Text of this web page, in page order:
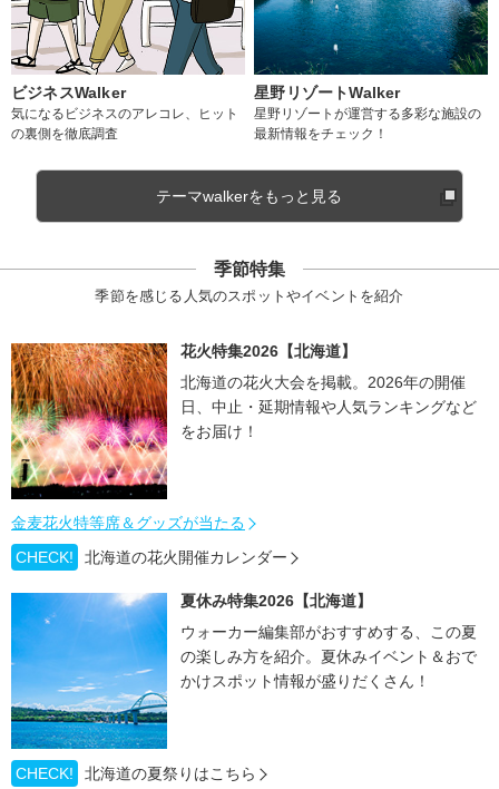
ビジネスWalker
気になるビジネスのアレコレ、ヒット
の裏側を徹底調査
星野リゾートWalker
星野リゾートが運営する多彩な施設の
最新情報をチェック！
テーマwalkerをもっと見る
季節特集
季節を感じる人気のスポットやイベントを紹介
花火特集2026【北海道】
北海道の花火大会を掲載。2026年の開催
日、中止・延期情報や人気ランキングなど
をお届け！
金麦花火特等席＆グッズが当たる
CHECK!
北海道の花火開催カレンダー
夏休み特集2026【北海道】
ウォーカー編集部がおすすめする、この夏
の楽しみ方を紹介。夏休みイベント＆おで
かけスポット情報が盛りだくさん！
CHECK! 北海道の夏祭りはこちら